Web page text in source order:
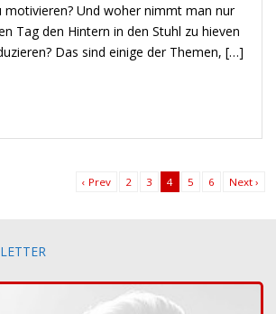
motivieren? Und woher nimmt man nur
Tag den Hintern in den Stuhl zu hieven
Das sind einige der Themen, […]
‹ Prev 2 3 4 5 6 Next ›